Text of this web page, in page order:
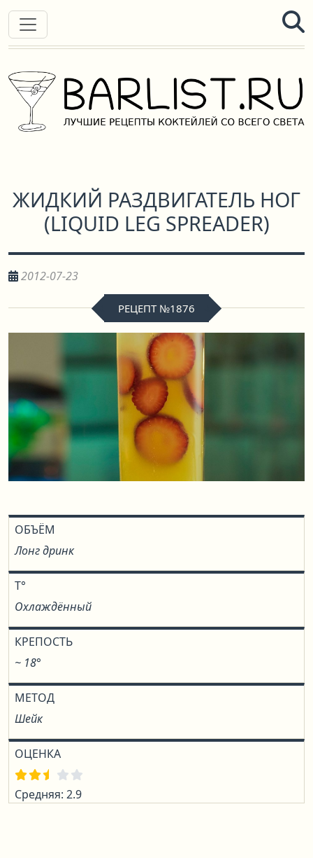
ЖИДКИЙ РАЗДВИГАТЕЛЬ НОГ
(LIQUID LEG SPREADER)
2012-07-23
РЕЦЕПТ №1876
ОБЪЁМ
Лонг дринк
T°
Охлаждённый
КРЕПОСТЬ
~ 18°
МЕТОД
Шейк
ОЦЕНКА
Средняя: 2.9